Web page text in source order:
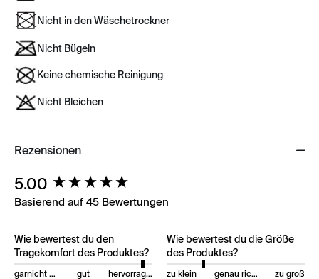
Nicht in den Wäschetrockner
Nicht Bügeln
Keine chemische Reinigung
Nicht Bleichen
Rezensionen
5.00
Basierend auf 45 Bewertungen
Wie bewertest du den
Tragekomfort des Produktes?
garnicht gut gut hervorragend
Wie bewertest du die Größe
des Produktes?
zu klein genau richtig zu groß
New content loaded